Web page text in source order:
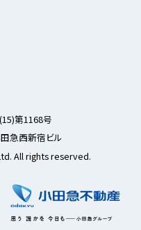
第1168号
急西新宿ビル
All rights reserved.